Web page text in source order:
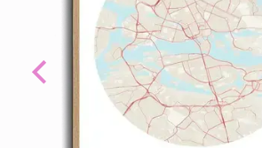
Previous